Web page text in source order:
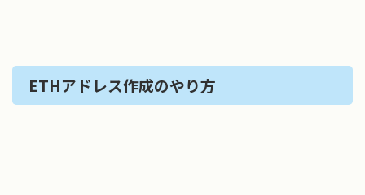
ETHアドレス作成のやり方